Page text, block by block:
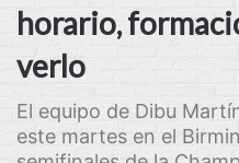
horario,
verlo
El equipo de Dibu
este martes en el